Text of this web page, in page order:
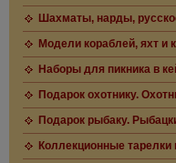
Шахматы, нарды,
Модели кораблей, яхт и
Наборы для пикника в
Подарок охотнику.
Подарок рыбаку.
Коллекционные